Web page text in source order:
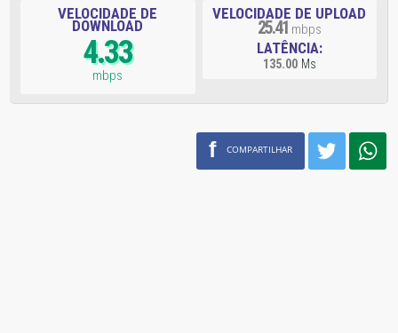
VELOCIDADE DE
DOWNLOAD
4.33
mbps
VELOCIDADE DE UPLOAD
25.41 mbps
LATÊNCIA:
135.00 Ms
f COMPARTILHAR